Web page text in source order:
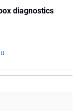
diagnostics